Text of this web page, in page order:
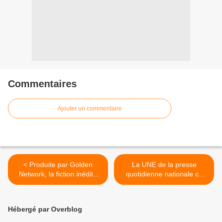
Commentaires
Ajouter un commentaire
< Produite par Golden
Network, la fiction inédite
Escape diffusée ce soir sur
La UNE de la presse
quotidienne nationale ce
mardi 9 février 2021. >
Hébergé par Overblog